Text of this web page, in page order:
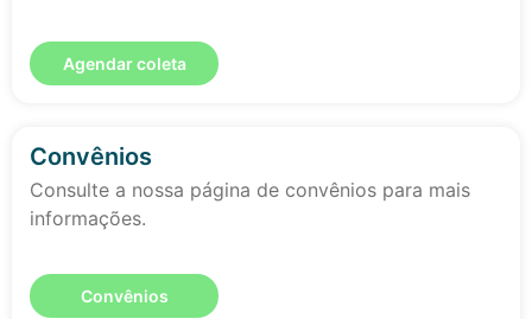
Agendar coleta
Convênios
Consulte a nossa página de convênios para mais
informações.
Convênios